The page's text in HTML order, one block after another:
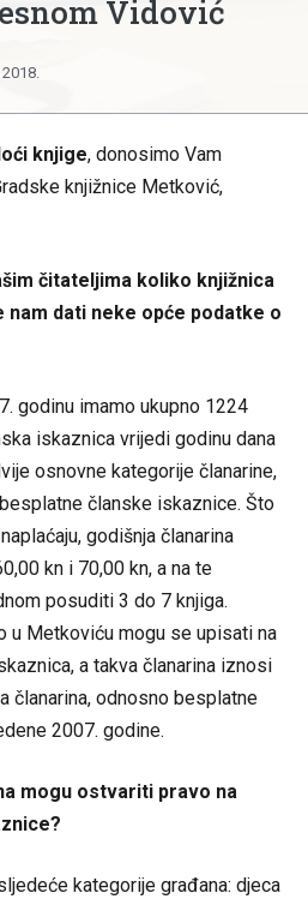
Vidović
knjige, donosimo Vam
knjižnice Metković,
čitateljima koliko knjižnica
nam dati neke opće podatke o
godinu imamo ukupno 1224
iskaznica vrijedi godinu dana
osnovne kategorije članarine,
članske iskaznice. Što
godišnja članarina
kn i 70,00 kn, a na te
posuditi 3 do 7 knjiga.
u Metkoviću mogu se upisati na
a takva članarina iznosi
članarina, odnosno besplatne
2007. godine.
mogu ostvariti pravo na
kategorije građana: djeca